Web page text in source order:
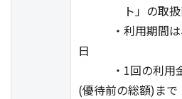
ト」の取扱商
・利用期間は
日
・1回の利用金
(優待前の総額)まで